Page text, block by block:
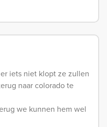
iets niet klopt ze zullen
naar colorado te
we kunnen hem wel